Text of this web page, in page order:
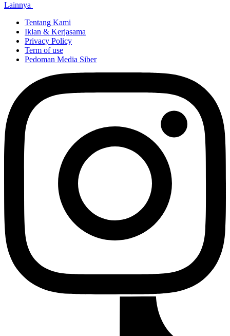
Lainnya
Tentang Kami
Iklan & Kerjasama
Privacy Policy
Term of use
Pedoman Media Siber